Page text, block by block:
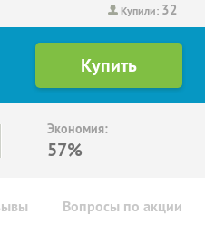
Купили: 32
Экономия:
57%
Вопросы по акции